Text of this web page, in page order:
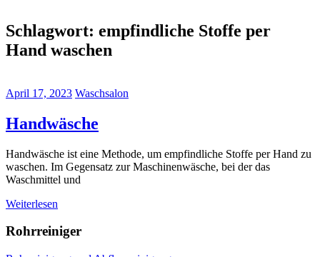
Schlagwort: empfindliche Stoffe per
Hand waschen
April 17, 2023 Waschsalon
Handwäsche
Handwäsche ist eine Methode, um empfindliche Stoffe per Hand zu
waschen. Im Gegensatz zur Maschinenwäsche, bei der das
Waschmittel und
Weiterlesen
Rohrreiniger